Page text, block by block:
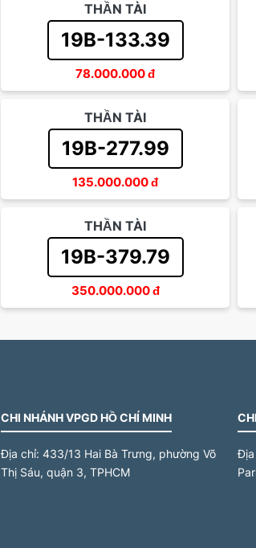
THẦN TÀI
19B-133.39
78.000.000đ
THẦN TÀI
19B-277.99
135.000.000đ
THẦN TÀI
19B-379.79
350.000.000đ
CHI NHÁNH VPGD HỒ CHÍ MINH
Địa chỉ: 433/13 Hai Bà Trưng, phường Võ
Thị Sáu, quận 3, TPHCM
Địa